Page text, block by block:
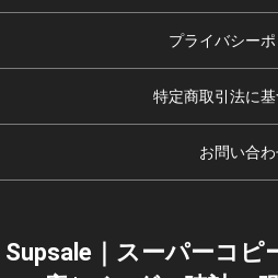
プライバシー
特定商取引法に
お問い合
Supsale｜スーパーコピ